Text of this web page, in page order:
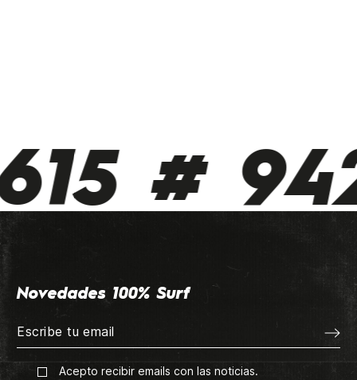
#
Novedades 100% Surf
Acepto recibir emails con las noticias.